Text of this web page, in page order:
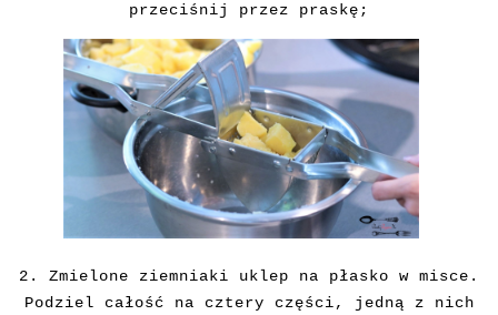
przeciśnij przez praskę;
2. Zmielone ziemniaki uklep na płasko w misce.
Podziel całość na cztery części, jedną z nich